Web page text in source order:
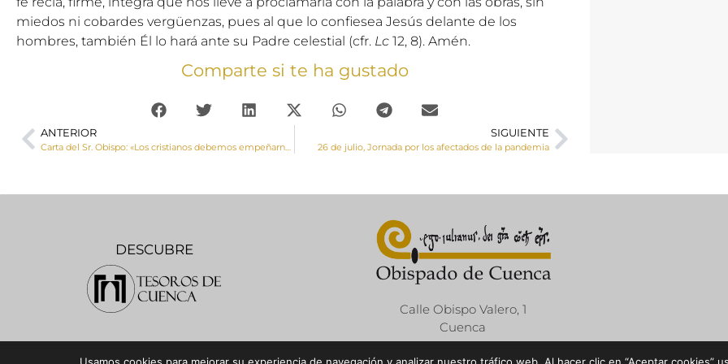
miedos ni cobardes vergüenzas, pues al que lo confiesea Jesús delante de los
hombres, también Él lo hará ante su Padre celestial (cfr. Lc 12, 8). Amén.
Comparte si te ha gustado
ANTERIOR SIGUIENTE
26 de julio, Jornada por los afectados de la pandemia
DESCUBRE
Calle Obispo Valero, 1
Cuenca